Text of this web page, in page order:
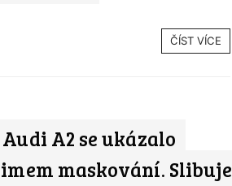
ČÍST VÍCE
A2 se ukázalo
maskování. Slibuje